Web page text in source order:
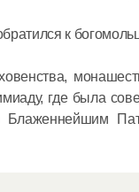
к
где была
Блаженнейшим